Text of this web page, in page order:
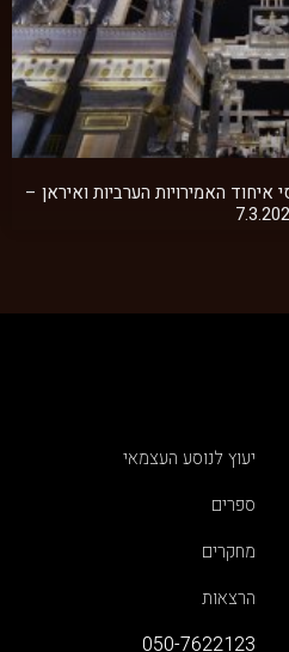
האמירויות הערביות ואיראן –
יעוץ לנוסע העצמאי
ספרים
מחקרים
הרצאות
050-7622123